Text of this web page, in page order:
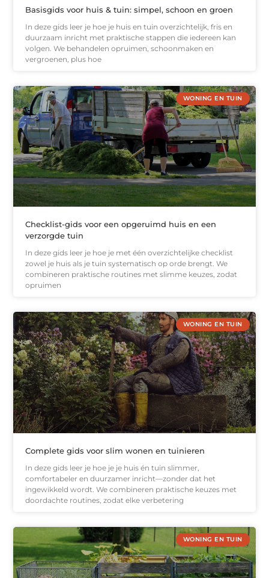
Basisgids voor huis & tuin: simpel, schoon en groen
In deze gids leer je hoe je huis en tuin overzichtelijk, fris en
duurzaam inricht met praktische stappen die iedereen kan
volgen. We behandelen opruimen, schoonmaken en
vergroenen, plus hoe
WONING EN TUIN
Checklist-gids voor een opgeruimd huis en een
verzorgde tuin
In deze gids leer je hoe je met één overzichtelijke checklist
zowel je huis als je tuin systematisch op orde brengt. We
combineren praktische routines met slimme keuzes, zodat
opruimen
WONING EN TUIN
Complete gids voor slim wonen en tuinieren
In deze gids leer je hoe je je huis én tuin slimmer,
comfortabeler en duurzamer inricht—zonder dat het
ingewikkeld wordt. We combineren praktische keuzes met
doordachte routines, zodat elke verbetering
WONING EN TUIN